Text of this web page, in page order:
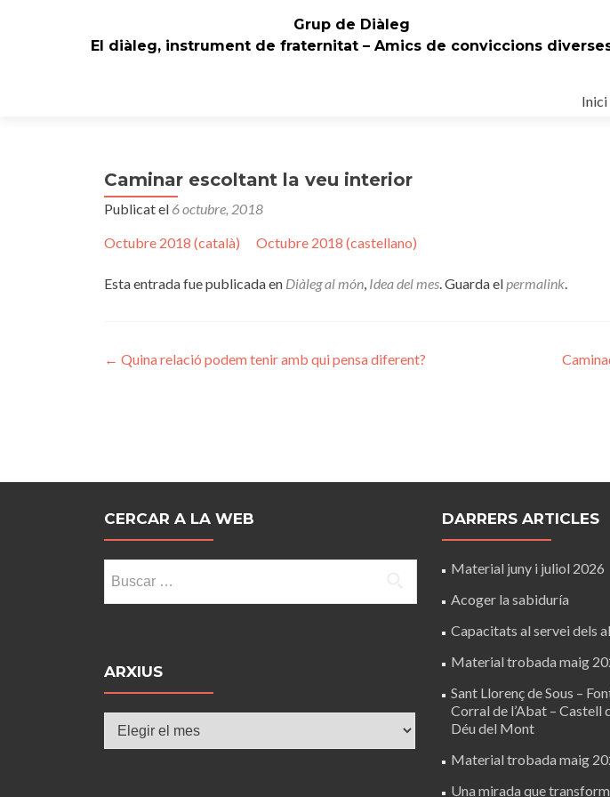
Grup de Diàleg
El diàleg, instrument de fraternitat – Amics de conviccions
al
Inici
Caminar escoltant la veu interior
Publicat el 6 octubre, 2018
Octubre 2018 (català)
Octubre 2018 (castellano)
Esta entrada fue publicada en Diàleg al món, Idea del mes. Guarda elpermalink.
Navegación
← Quina relació podem tenir amb qui pensa diferent?
CERCAR A LA WEB
ARXIUS
DARRERS ARTICLES
Material juny i juliol 2026
Acoger la sabiduría
Capacitats al servei dels
Material trobada maig
Sant Llorenç de Sous –
Corral de l’Abat – Castell
Déu del Mont
Material trobada maig
Una mirada que